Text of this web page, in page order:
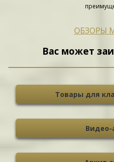
ОБЗОРЫ
Вас может
Товары для
Видео-